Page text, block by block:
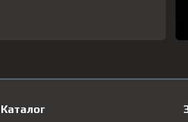
Каталог